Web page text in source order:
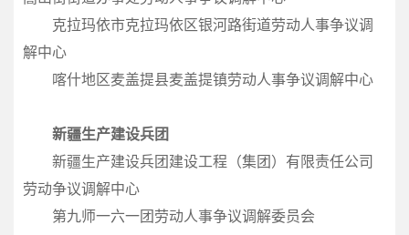
克拉玛依市克拉玛依区银河路街道劳动人事争议调
解中心
喀什地区麦盖提县麦盖提镇劳动人事争议调解中心
新疆生产建设兵团
新疆生产建设兵团建设工程（集团）有限责任公司
劳动争议调解中心
第九师一六一团劳动人事争议调解委员会